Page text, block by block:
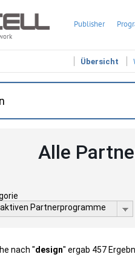
Publisher
Übersicht
Alle
Partnerprogramme
nach "design" ergab 457